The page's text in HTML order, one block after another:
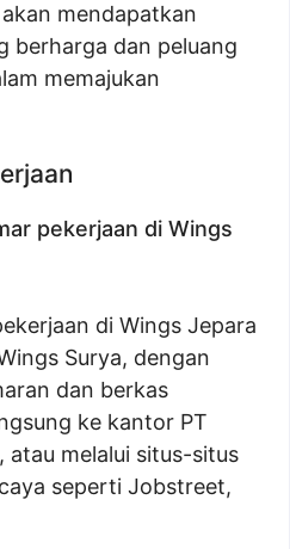
mendapatkan
berharga dan peluang
memajukan
pekerjaan di Wings
di Wings Jepara
Surya, dengan
dan berkas
ke kantor PT
atau melalui situs-situs
seperti Jobstreet,